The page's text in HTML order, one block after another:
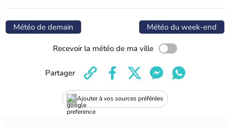
Météo de demain Météo du week-end
Recevoir la météo de ma ville
Ajouter à vos sources préférées
Partager